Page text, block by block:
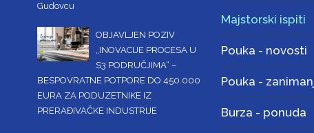
Gudovcu
OBJAVLJEN POZIV
„INOVACIJE PROCESA U
S3 PODRUČJIMA“ –
BESPOVRATNE POTPORE DO 450.000
EURA ZA PODUZETNIKE IZ
PRERAĐIVAČKE INDUSTRIJE
Majstorski ispiti
Pouka - novosti
Pouka -
Burza - ponuda